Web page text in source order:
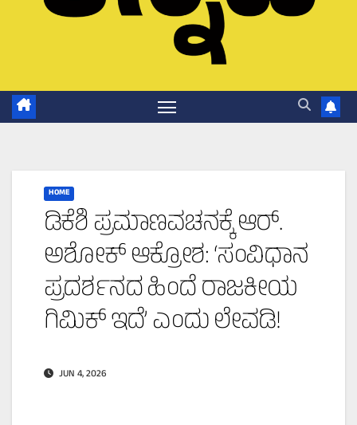
HOME
ಡಿಕೆಶಿ ಪ್ರಮಾಣವಚನಕ್ಕೆ ಆರ್.
ಅಶೋಕ್ ಆಕ್ರೋಶ: ‘ಸಂವಿಧಾನ
ಪ್ರದರ್ಶನದ ಹಿಂದೆ ರಾಜಕೀಯ
ಗಿಮಿಕ್ ಇದೆ’ ಎಂದು ಲೇವಡಿ!
JUN 4, 2026